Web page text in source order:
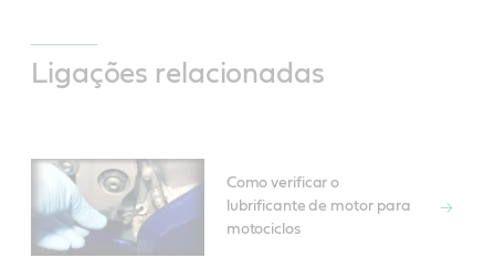
Ligações relacionadas
Como verificar o
lubrificante de motor para
motociclos